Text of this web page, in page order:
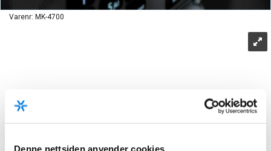
Denne nettsiden anvender cookies
Varenr: MK-4700